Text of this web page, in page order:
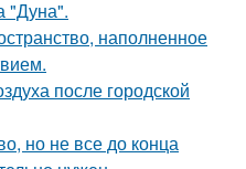
"Дуна".
наполненное
после городской
но не все до конца